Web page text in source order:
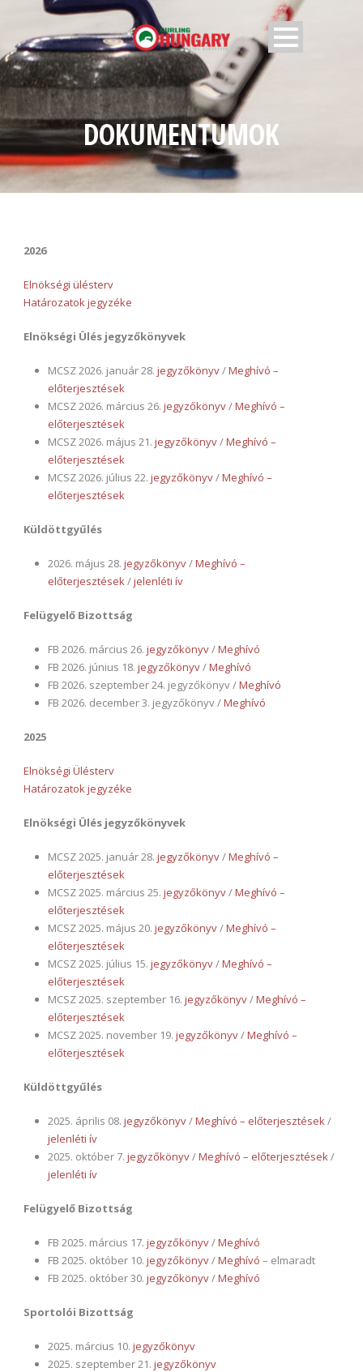
DOKUMENTUMOK
2026
Elnökségi ülésterv
Határozatok jegyzéke
Elnökségi Ülés jegyzőkönyvek
MCSZ 2026. január 28. jegyzőkönyv/Meghívó –
előterjesztések
MCSZ 2026. március 26. jegyzőkönyv/Meghívó –
előterjesztések
MCSZ 2026. május 21. jegyzőkönyv/Meghívó –
előterjesztések
MCSZ 2026. július 22. jegyzőkönyv/Meghívó –
előterjesztések
Küldöttgyűlés
2026. május 28. jegyzőkönyv/Meghívó –
előterjesztések/jelenléti ív
Felügyelő Bizottság
FB 2026. március 26. jegyzőkönyv/Meghívó
FB 2026. június 18. jegyzőkönyv/Meghívó
FB 2026. szeptember 24. jegyzőkönyv /Meghívó
FB 2026. december 3. jegyzőkönyv /Meghívó
2025
Elnökségi Ülésterv
Határozatok jegyzéke
Elnökségi Ülés jegyzőkönyvek
MCSZ 2025. január 28. jegyzőkönyv/Meghívó –
előterjesztések
MCSZ 2025. március 25. jegyzőkönyv/Meghívó –
előterjesztések
MCSZ 2025. május 20. jegyzőkönyv/Meghívó –
előterjesztések
MCSZ 2025. július 15. jegyzőkönyv/Meghívó –
előterjesztések
MCSZ 2025. szeptember 16. jegyzőkönyv/Meghívó –
előterjesztések
MCSZ 2025. november 19. jegyzőkönyv/Meghívó –
előterjesztések
Küldöttgyűlés
2025. április 08. jegyzőkönyv/Meghívó – előterjesztések/
jelenléti ív
2025. október 7. jegyzőkönyv/Meghívó – előterjesztések/
jelenléti ív
Felügyelő Bizottság
FB 2025. március 17. jegyzőkönyv/Meghívó
FB 2025. október 10. jegyzőkönyv/Meghívó – elmaradt
FB 2025. október 30. jegyzőkönyv/Meghívó
Sportolói Bizottság
2025. március 10. jegyzőkönyv
2025. szeptember 21. jegyzőkönyv